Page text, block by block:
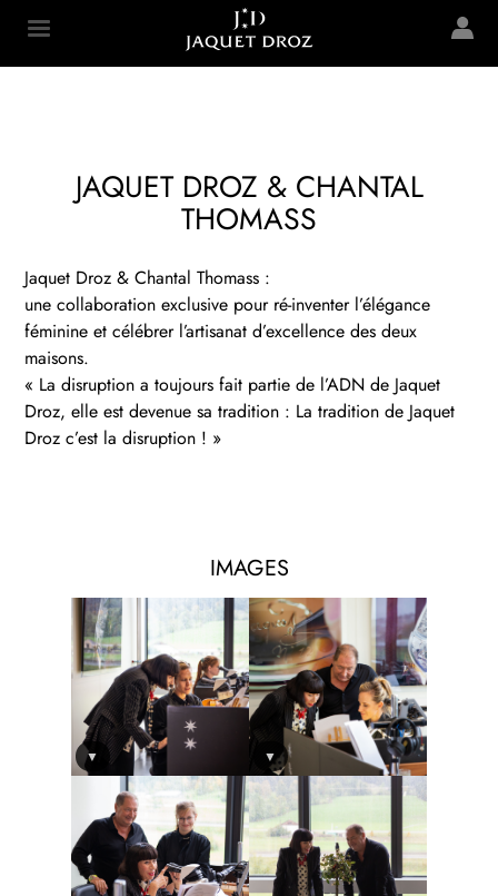
content
Jaquet Droz
JAQUET DROZ & CHANTAL
THOMASS
Jaquet Droz & Chantal Thomass :
une collaboration exclusive pour ré-inventer l’élégance
féminine et célébrer l’artisanat d’excellence des deux
maisons.
« La disruption a toujours fait partie de l’ADN de Jaquet
Droz, elle est devenue sa tradition : La tradition de Jaquet
Droz c’est la disruption ! »
IMAGES
▼ ▼